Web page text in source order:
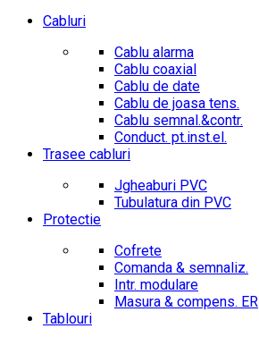
Cabluri
Cablu alarma
Cablu coaxial
Cablu de date
Cablu de joasa tens.
Cablu semnal.&contr.
Conduct. pt.inst.el.
Trasee cabluri
Jgheaburi PVC
Tubulatura din PVC
Protectie
Cofrete
Comanda & semnaliz.
Intr. modulare
Masura & compens. ER
Tablouri